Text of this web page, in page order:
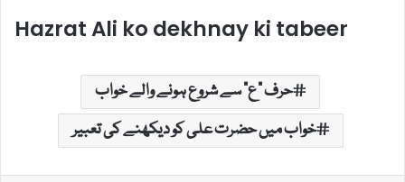
Hazrat Ali ko dekhnay ki tabeer
حرف "ع" سے شروع ہونے والے خواب
خواب میں حضرت علی کو دیکھنے کی تعبیر